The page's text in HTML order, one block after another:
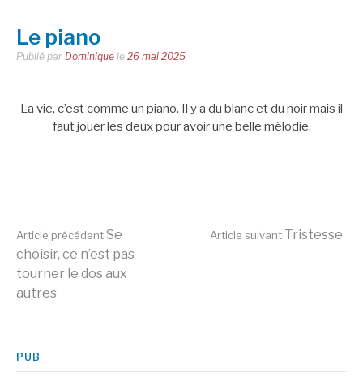
Le piano
Publié par Dominique le 26 mai 2025
La vie, c’est comme un piano. Il y a du blanc et du noir mais il
faut jouer les deux pour avoir une belle mélodie.
Lire
la
suite
Article précédentSe
choisir, ce n’est pas
tourner le dos aux
autres
Article suivant Tristesse
PUB